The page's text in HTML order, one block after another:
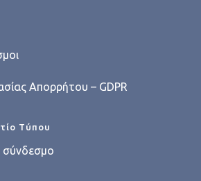
Απορρήτου – GDPR
Τύπου